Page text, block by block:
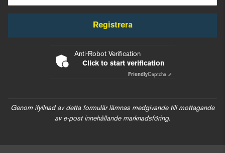
Registrera
Anti-Robot Verification
Click to start verification
FriendlyCaptcha ⇗
Genom ifyllnad av detta formulär lämnas medgivande till mottagande
av e-post innehållande marknadsföring.